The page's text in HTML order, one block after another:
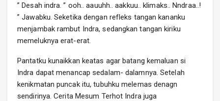
” Desah indra. ” ooh.. aauuhh.. aakkuu.. klimaks.. Nndraa..!
” Jawabku. Seketika dengan refleks tangan kananku
menjambak rambut Indra, sedangkan tangan kiriku
memeluknya erat-erat.
Pantatku kunaikkan keatas agar batang kemaluan si
Indra dapat menancap sedalam- dalamnya. Setelah
kenikmatan puncak itu, tubuhku melemas denagn
sendirinya. Cerita Mesum Terhot Indra juga